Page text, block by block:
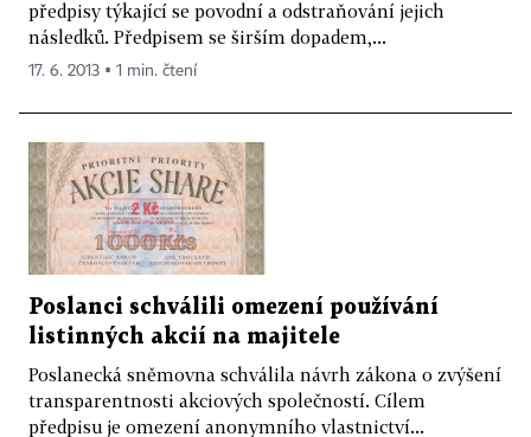
předpisy týkající se povodní a odstraňování jejich
následků. Předpisem se širším dopadem,...
17. 6. 2013 ▪ 1 min. čtení
Poslanci schválili omezení používání
listinných akcií na majitele
Poslanecká sněmovna schválila návrh zákona o zvýšení
transparentnosti akciových společností. Cílem
předpisu je omezení anonymního vlastnictví...